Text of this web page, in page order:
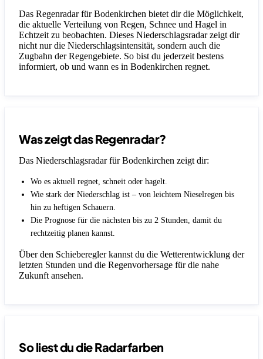
Das Regenradar für Bodenkirchen bietet dir die Möglichkeit,
die aktuelle Verteilung von Regen, Schnee und Hagel in
Echtzeit zu beobachten. Dieses Niederschlagsradar zeigt dir
nicht nur die Niederschlagsintensität, sondern auch die
Zugbahn der Regengebiete. So bist du jederzeit bestens
informiert, ob und wann es in Bodenkirchen regnet.
Was zeigt das Regenradar?
Das Niederschlagsradar für Bodenkirchen zeigt dir:
Wo es aktuell regnet, schneit oder hagelt.
Wie stark der Niederschlag ist – von leichtem Nieselregen bis
hin zu heftigen Schauern.
Die Prognose für die nächsten bis zu 2 Stunden, damit du
rechtzeitig planen kannst.
Über den Schieberegler kannst du die Wetterentwicklung der
letzten Stunden und die Regenvorhersage für die nahe
Zukunft ansehen.
So liest du die Radarfarben